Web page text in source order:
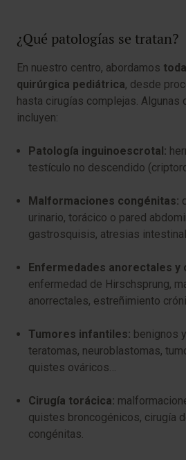
¿Qué patologías se tratan?
En nuestro centro, abordamos
quirúrgica pediátrica, desde
hasta cirugías complejas. Algunas
incluyen:
Patología inguinoescrotal:
testículo no descendido
Malformaciones congénitas:
urinario, torácico o pared
gastrosquisis, atresias
Enfermedades anorectales y
enfermedad de Hirschsprung,
anorrectales, estreñimiento
Tumores infantiles: benignos
teratomas, neuroblastomas,
quistes ováricos…
Cirugía torácica:
quistes broncogénicos, cirugía
congénitas.